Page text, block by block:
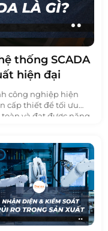
thống SCADA
hiện đại
công nghiệp hiện
cấp thiết để tối ưu
và đạt được năng
vai trò quan trọng
quy trình công nghiệp,
đưa ra quyết định
giới của hệ thống
ứng dụng và xu